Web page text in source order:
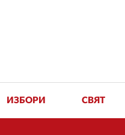
ИЗБОРИ СВЯТ